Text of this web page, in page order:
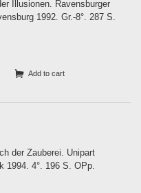
Illusionen. Ravensburger
1992. Gr.-8°. 287 S.
Add to cart
der Zauberei. Unipart
1994. 4°. 196 S. OPp.